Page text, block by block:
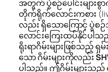
အတွက် ပွဲစဉ်ပေါင်းများ
တိုက်ရိုက်လောင်းကစား (live
လည်း ရှိသောကြောင့် ပွဲစ
လောင်းကြေးထပ်နိုင်ပါသ
ရိုးရာဂိမ်းများဖြစ်သည့်
သော ဂိမ်းများကိုလည်း
ပါသည်။ ဤဂိမ်းများသည်